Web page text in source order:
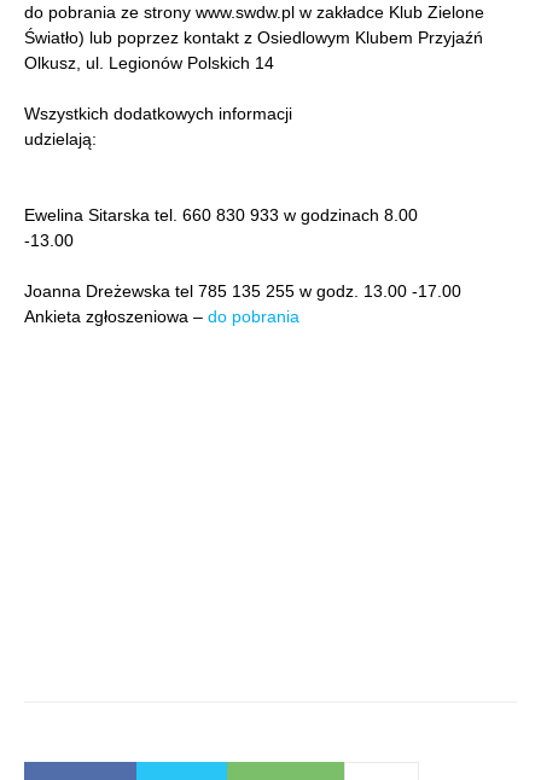
do pobrania ze strony www.swdw.pl w zakładce Klub Zielone
Światło) lub poprzez kontakt z Osiedlowym Klubem Przyjaźń
Olkusz, ul. Legionów Polskich 14
Wszystkich dodatkowych informacji
udzielają:
Ewelina Sitarska tel. 660 830 933 w godzinach 8.00
-13.00
Joanna Dreżewska tel 785 135 255 w godz. 13.00 -17.00
Ankieta zgłoszeniowa – do pobrania